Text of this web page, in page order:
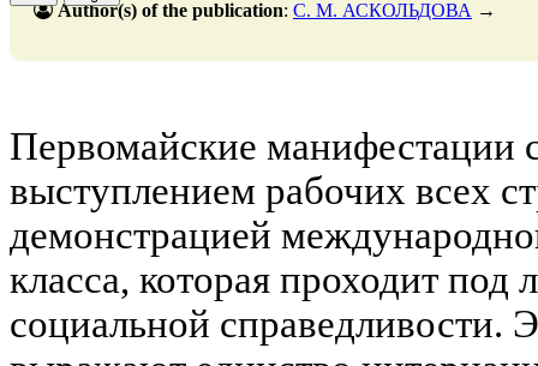
Author(s) of the publication: С. М. АСКОЛЬДОВА →
Первомайские манифестации
выступлением рабочих всех
демонстрацией
класса, которая проходит под
социальной справедливости.